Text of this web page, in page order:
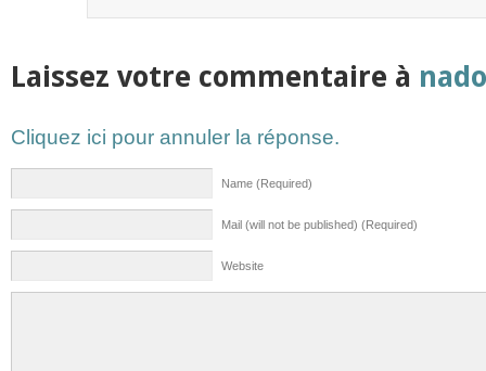
Laissez votre commentaire à
Cliquez ici pour annuler la réponse.
Name (Required)
Mail (will not be published) (Required)
Website